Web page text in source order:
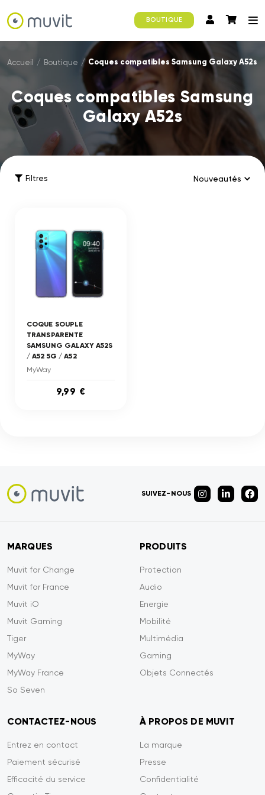
BOUTIQUE
Accueil / Boutique / Coques compatibles Samsung Galaxy A52s
Coques compatibles Samsung
Galaxy A52s
Filtres
COQUE SOUPLE
TRANSPARENTE
SAMSUNG GALAXY A52S
/ A52 5G / A52
MyWay
9,99 €
SUIVEZ-NOUS
MARQUES
Muvit for Change
Muvit for France
Muvit iO
Muvit Gaming
Tiger
MyWay
MyWay France
So Seven
PRODUITS
Protection
Audio
Energie
Mobilité
Multimédia
Gaming
Objets Connectés
CONTACTEZ-NOUS
Entrez en contact
Paiement sécurisé
Efficacité du service
À PROPOS DE MUVIT
La marque
Presse
Confidentialité